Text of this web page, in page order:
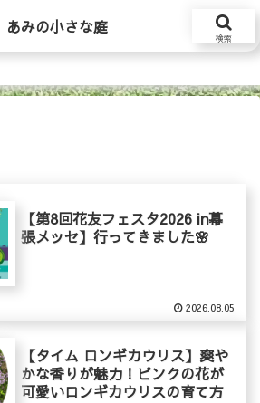
あみの小さな庭
【第8回花友フェスタ2026 in幕
張メッセ】行ってきました🌸
2026.08.05
【タイム ロンギカウリス】爽や
かな香りが魅力！ピンクの花が
可愛いロンギカウリスの育て方
あみの小さな庭
検索